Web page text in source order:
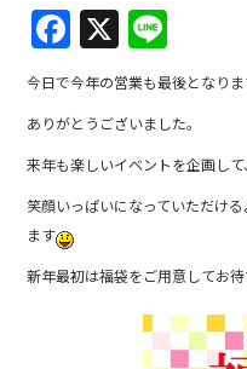
F
a
c
e
b
o
o
k
X
n
e
今日で今年の営業も最後となりま
ありがとうございました。
来年も楽しいイベントを企画し
笑顔いっぱいになっていただけ
ます
新年最初は福袋をご用意してお待